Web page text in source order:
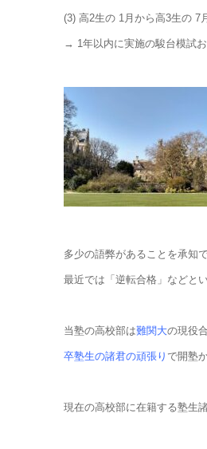
(3) 高2生の 1月から高3生の 7月
→ 1年以内に実施の駿台模試
多少の語弊があることを承知
最近では「逆転合格」などと
当塾の高校部は難関大の現役
卒塾生の諸君の頑張り で開塾
現在の高校部に在籍する塾生